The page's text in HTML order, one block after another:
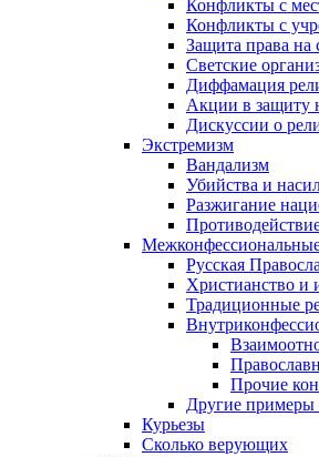
Конфликты с
Конфликты с
Защита права на
Светские
Диффамация
Акции в защиту
Дискуссии о
Экстремизм
Вандализм
Убийства и
Разжигание
Русская
Христианство и
Традиционные
Прочие
Другие примеры
Курьезы
Сколько верующих